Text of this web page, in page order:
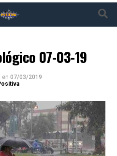
07-03-19
en 07/03/2019